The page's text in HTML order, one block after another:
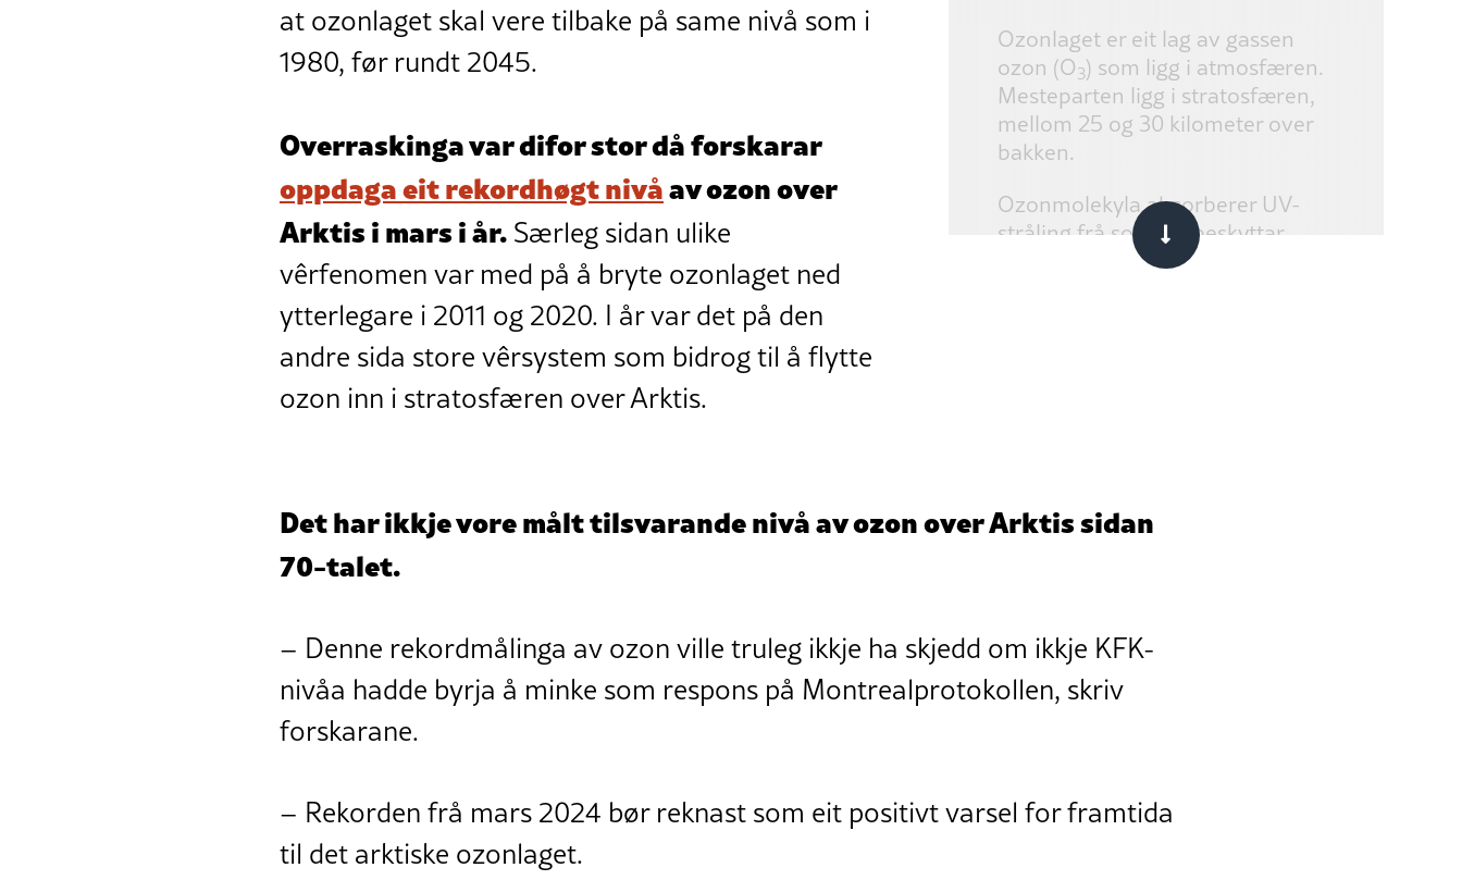
at ozonlaget skal vere tilbake på same nivå som i
1980, før rundt 2045.
Overraskinga var difor stor då forskarar
oppdaga eit rekordhøgt nivåav ozon over
Arktis i mars i år.Særleg sidan ulike
vêrfenomen var med på å bryte ozonlaget ned
ytterlegare i 2011 og 2020. I år var det på den
andre sida store vêrsystem som bidrog til å flytte
ozon inn i stratosfæren over Arktis.
Ozonlaget er eit lag av gassen
ozon (O3) som ligg i atmosfæren.
Mesteparten ligg i stratosfæren,
mellom 25 og 30 kilometer over
bakken.
Ozonmolekyla absorberer UV-
stråling frå sola, og beskyttar
dermed jorda mot dei skadelege
Det har ikkje vore målt tilsvarande nivå av ozon over Arktis sidan
70-talet.
– Denne rekordmålinga av ozon ville truleg ikkje ha skjedd om ikkje KFK-
nivåa hadde byrja å minke som respons på Montrealprotokollen, skriv
forskarane.
– Rekorden frå mars 2024 bør reknast som eit positivt varsel for framtida
til det arktiske ozonlaget.